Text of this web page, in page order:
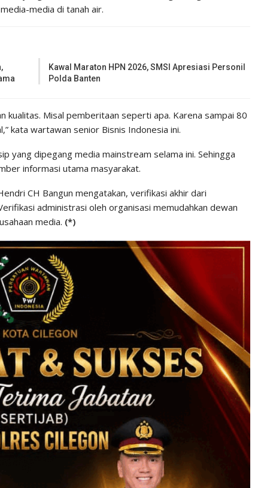
media di tanah air.
Kawal Maraton HPN 2026, SMSI Apresiasi Personil
Polda Banten
kualitas. Misal pemberitaan seperti apa. Karena sampai 80
kata wartawan senior Bisnis Indonesia ini.
yang dipegang media mainstream selama ini. Sehingga
informasi utama masyarakat.
CH Bangun mengatakan, verifikasi akhir dari
administrasi oleh organisasi memudahkan dewan
media. (*)